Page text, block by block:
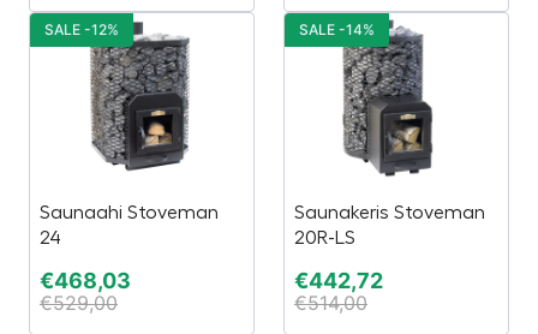
Saunaahi Stoveman
24
€468,03
€529,00
SALE -12%
Saunakeris Stoveman
20R-LS
€442,72
€514,00
SALE -14%